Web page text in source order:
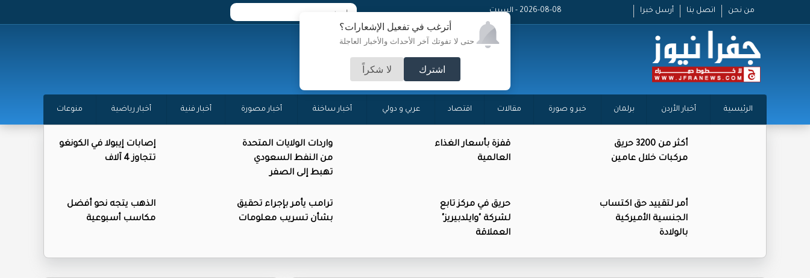
أترغب في تفعيل الإشعارات؟
حتى لا تفوتك آخر الأحداث والأخبار العاجلة
اشترك لا شكراً
من نحن اتصل بنا أرسل خبرا 2026-08-08 - السبت
الرئيسية أخبار الأردن برلمان خبر و صورة مقالات اقتصاد عربي و دولي أخبار ساخنة أخبار مصورة أخبار فنية أخبار رياضية منوعات
أكثر من 3200 حريق
مركبات خلال عامين
قفزة بأسعار الغذاء
العالمية
واردات الولايات المتحدة
من النفط السعودي
تهبط إلى الصفر
إصابات إيبولا في الكونغو
تتجاوز 4 آلاف
أمر لتقييد حق اكتساب
الجنسية الأميركية
بالولادة
حريق في مركز تابع
لشركة "وايلدبيريز"
العملاقة
ترامب يأمر بإجراء تحقيق
بشأن تسريب معلومات
الذهب يتجه نحو أفضل
مكاسب أسبوعية